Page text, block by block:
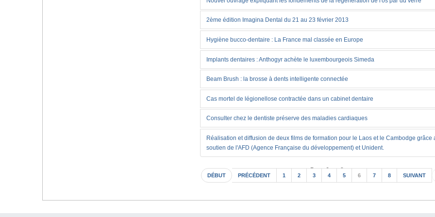
2ème édition Imagina Dental du 21 au 23 février 2013
Hygiène bucco-dentaire : La France mal classée en Europe
Implants dentaires : Anthogyr achète le luxembourgeois Simeda
Beam Brush : la brosse à dents intelligente connectée
Cas mortel de légionellose contractée dans un cabinet dentaire
Consulter chez le dentiste préserve des maladies cardiaques
Réalisation et diffusion de deux films de formation pour le Laos et le Cambodge grâce
soutien de l'AFD (Agence Française du développement) et Unident.
Page 6 sur 8
DÉBUT PRÉCÉDENT 1 2 3 4 5 6 7 8 SUIVANT